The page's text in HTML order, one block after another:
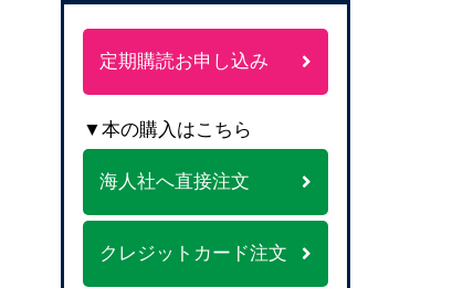
定期購読お申し込み
▼本の購入はこちら
海人社へ直接注文
クレジットカード注文